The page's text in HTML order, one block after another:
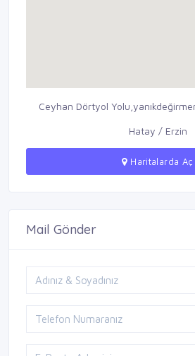
Ceyhan Dörtyol
Hatay / Erzin
Haritalarda Aç
Mail Gönder